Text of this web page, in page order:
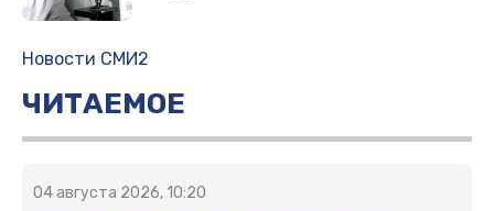
Новости СМИ2
ЧИТАЕМОЕ
04 августа 2026, 10:20